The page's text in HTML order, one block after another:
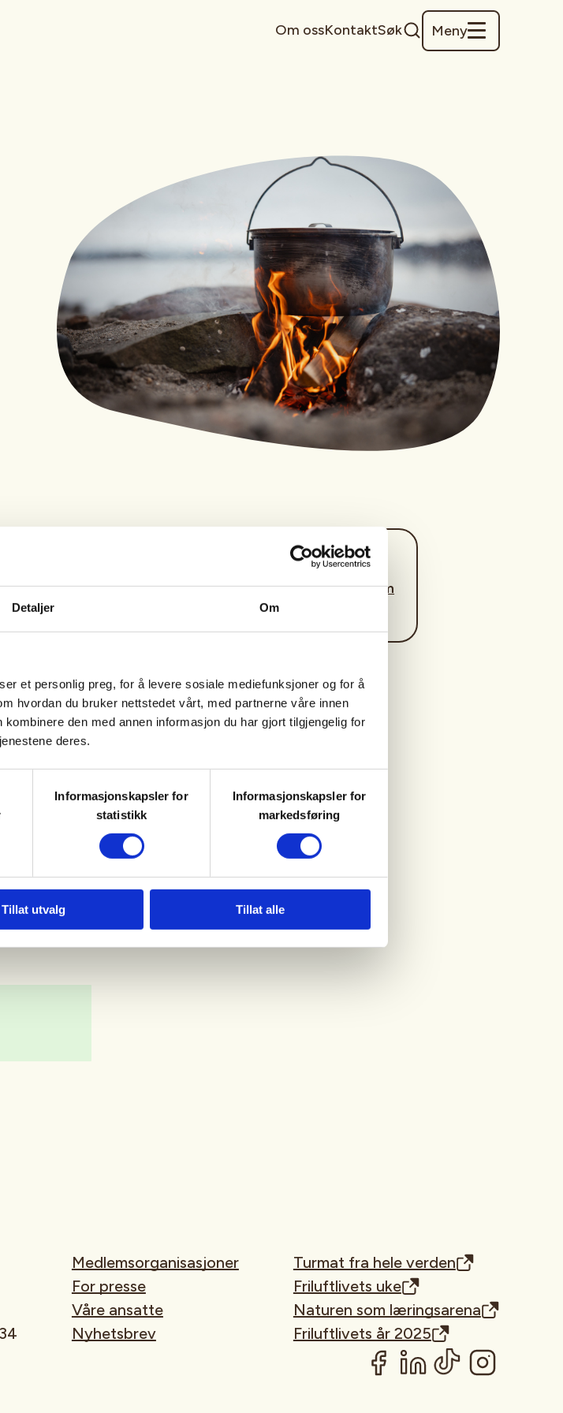
Detaljer Om
et personlig preg, for å levere sosiale mediefunksjoner og for å
hvordan du bruker nettstedet vårt, med partnerne våre innen
den med annen informasjon du har gjort tilgjengelig for
deres.
Informasjonskapsler for
statistikk
Informasjonskapsler for
markedsføring
Tillat utvalg Tillat alle
Om ossKontaktSøk Meny
Sigdal og Eggedal JFF
Kontaktperson
suzuki4u2@gmail.com
hver
Medlemsorganisasjoner
For presse
Våre ansatte
Nyhetsbrev
Turmat fra hele verden
Friluftlivets uke
Naturen som læringsarena
Friluftlivets år 2025